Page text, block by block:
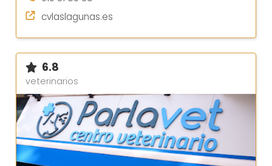
cvlaslagunas.es
6.8
veterinarios